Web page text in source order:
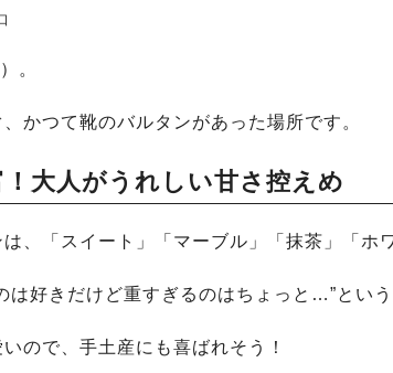
。
かつて靴のバルタンがあった場所です。
大人がうれしい甘さ控えめ
、「スイート」「マーブル」「抹茶」「ホ
は好きだけど重すぎるのはちょっと…”とい
ので、手土産にも喜ばれそう！